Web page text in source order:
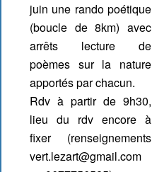
juin une rando poétique
(boucle de 8km) avec
arrêts lecture de
poèmes sur la nature
apportés par chacun.
Rdv à partir de 9h30,
lieu du rdv encore à
fixer (renseignements
vert.lezart@gmail.com